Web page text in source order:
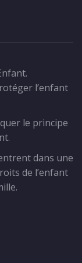
l’enfant
le principe
dans une
de l’enfant